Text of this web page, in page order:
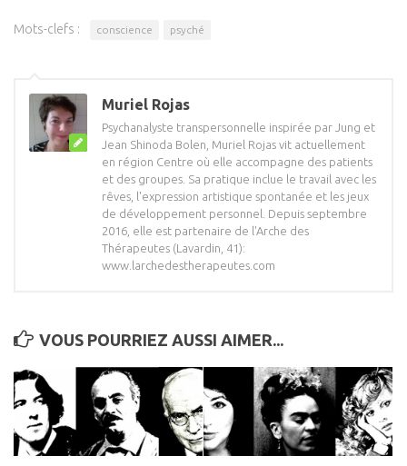
Mots-clefs : conscience psyché
Muriel Rojas
Psychanalyste transpersonnelle inspirée par Jung et
Jean Shinoda Bolen, Muriel Rojas vit actuellement
en région Centre où elle accompagne des patients
et des groupes. Sa pratique inclue le travail avec les
rêves, l'expression artistique spontanée et les jeux
de développement personnel. Depuis septembre
2016, elle est partenaire de l'Arche des
Thérapeutes (Lavardin, 41):
www.larchedestherapeutes.com
VOUS POURRIEZ AUSSI AIMER...